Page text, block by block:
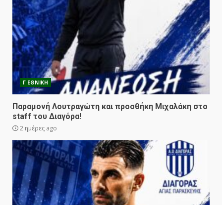
Γ ΕΘΝΙΚΗ
Παραμονή Λουτραγώτη και προσθήκη Μιχαλάκη στο
staff του Διαγόρα!
2 ημέρες ago